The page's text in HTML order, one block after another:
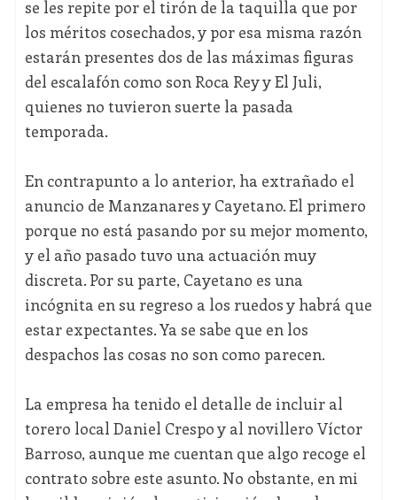
se les repite por el tirón de la taquilla que por
los méritos cosechados, y por esa misma razón
estarán presentes dos de las máximas figuras
del escalafón como son Roca Rey y El Juli,
quienes no tuvieron suerte la pasada
temporada.
En contrapunto a lo anterior, ha extrañado el
anuncio de Manzanares y Cayetano. El primero
porque no está pasando por su mejor momento,
y el año pasado tuvo una actuación muy
discreta. Por su parte, Cayetano es una
incógnita en su regreso a los ruedos y habrá que
estar expectantes. Ya se sabe que en los
despachos las cosas no son como parecen.
La empresa ha tenido el detalle de incluir al
torero local Daniel Crespo y al novillero Víctor
Barroso, aunque me cuentan que algo recoge el
contrato sobre este asunto. No obstante, en mi